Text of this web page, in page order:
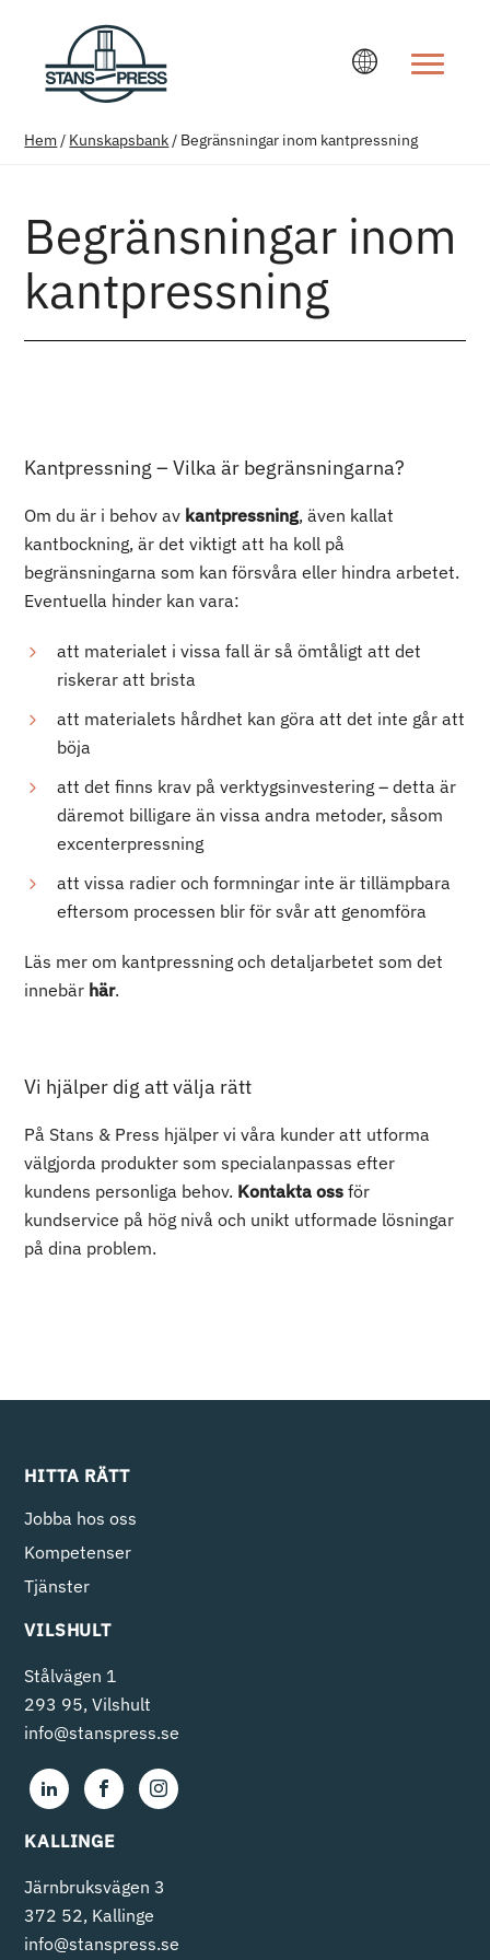
Hem/ Kunskapsbank/ Begränsningar inom kantpressning
Begränsningar inom
kantpressning
Kantpressning – Vilka är begränsningarna?
Om du är i behov av kantpressning, även kallat
kantbockning, är det viktigt att ha koll på
begränsningarna som kan försvåra eller hindra arbetet.
Eventuella hinder kan vara:
att materialet i vissa fall är så ömtåligt att det
riskerar att brista
att materialets hårdhet kan göra att det inte går att
böja
att det finns krav på verktygsinvestering – detta är
däremot billigare än vissa andra metoder, såsom
excenterpressning
att vissa radier och formningar inte är tillämpbara
eftersom processen blir för svår att genomföra
Läs mer om kantpressning och detaljarbetet som det
innebär här.
Vi hjälper dig att välja rätt
På Stans & Press hjälper vi våra kunder att utforma
välgjorda produkter som specialanpassas efter
kundens personliga behov. Kontakta oss för
kundservice på hög nivå och unikt utformade lösningar
på dina problem.
HITTA RÄTT
Jobba hos oss
Kompetenser
Tjänster
VILSHULT
Stålvägen 1
293 95, Vilshult
info@stanspress.se
KALLINGE
Järnbruksvägen 3
372 52, Kallinge
info@stanspress.se